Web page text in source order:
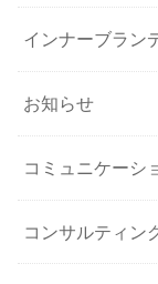
インナーブラン
お知らせ
コミュニケーシ
コンサルティン